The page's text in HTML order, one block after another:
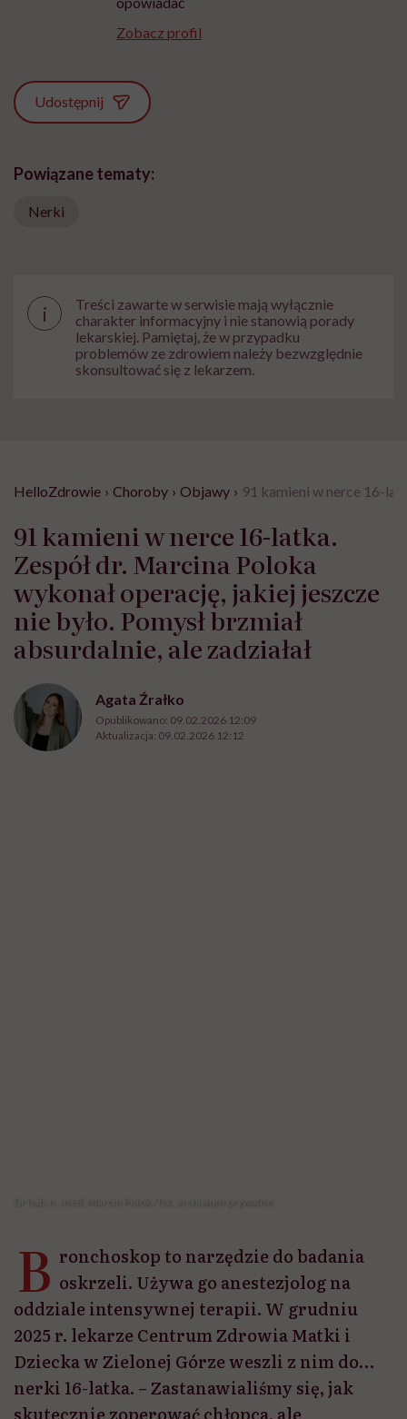
Zobacz profil
Udostępnij
Powiązane tematy:
Nerki
i
Treści zawarte w serwisie mają wyłącznie
charakter informacyjny i nie stanowią porady
lekarskiej. Pamiętaj, że w przypadku
problemów ze zdrowiem należy bezwzględnie
skonsultować się z lekarzem.
HelloZdrowie › Choroby › Objawy › 91 kamieni w nerce 16-
91 kamieni w nerce 16-latka.
Zespół dr. Marcina Poloka
wykonał operację, jakiej jeszcze
nie było. Pomysł brzmiał
absurdalnie, ale zadziałał
Agata Źrałko
Opublikowano: 09.02.2026 12:09
Aktualizacja: 09.02.2026 12:12
Właśnie przy pomocy bronchoskopu i robota
da Vinci jego zespół usunął 89 z 91 kamieni.
To był pierwszy taki zabieg w Polsce. A
pacjent? Wrócił do domu po trzech dniach.
Udostępnij